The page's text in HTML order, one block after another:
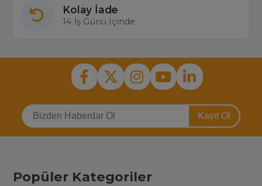
Kolay İade
14 İş Günü İçinde
Kayıt Ol
Popüler Kategoriler